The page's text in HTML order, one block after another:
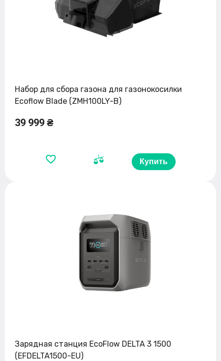
Набор для сбора газона для газонокосилки
Ecoflow Blade (ZMH100LY-B)
39 999 ₴
Купить
Зарядная станция EcoFlow DELTA 3 1500
(EFDELTA1500-EU)